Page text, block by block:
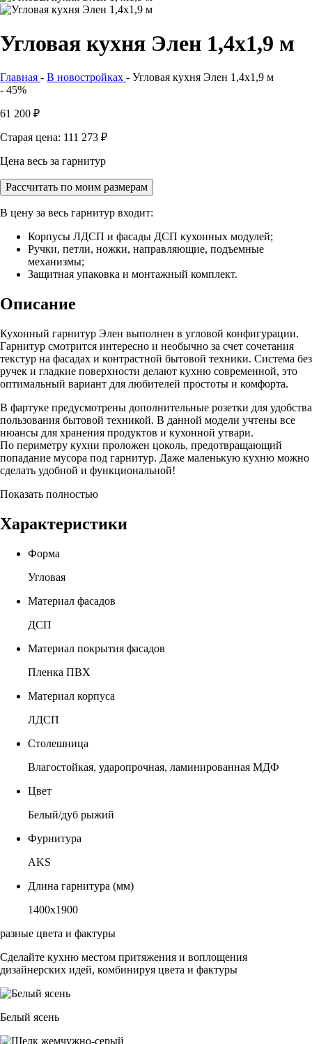
Угловая кухня Элен 1,4х1,9 м
Главная - В новостройках - Угловая кухня Элен 1,4х1,9 м
- 45%
61 200 ₽
Старая цена: 111 273 ₽
Цена весь за гарнитур
Рассчитать по моим размерам
В цену за весь гарнитур входит:
Корпусы ЛДСП и фасады ДСП кухонных модулей;
Ручки, петли, ножки, направляющие, подъемные
механизмы;
Защитная упаковка и монтажный комплект.
Описание
Кухонный гарнитур Элен выполнен в угловой конфигурации.
Гарнитур смотрится интересно и необычно за счет сочетания
текстур на фасадах и контрастной бытовой техники. Система без
ручек и гладкие поверхности делают кухню современной, это
оптимальный вариант для любителей простоты и комфорта.
В фартуке предусмотрены дополнительные розетки для удобства
пользования бытовой техникой. В данной модели учтены все
нюансы для хранения продуктов и кухонной утвари.
По периметру кухни проложен цоколь, предотвращающий
попадание мусора под гарнитур. Даже маленькую кухню можно
сделать удобной и функциональной!
Показать полностью
Характеристики
Форма
Угловая
Материал фасадов
ДСП
Материал покрытия фасадов
Пленка ПВХ
Материал корпуса
ЛДСП
Столешница
Влагостойкая, ударопрочная, ламинированная МДФ
Цвет
Белый/дуб рыжий
Фурнитура
AKS
Длина гарнитура (мм)
1400х1900
разные цвета и фактуры
Сделайте кухню местом притяжения и воплощения
дизайнерских идей, комбинируя цвета и фактуры
Белый ясень